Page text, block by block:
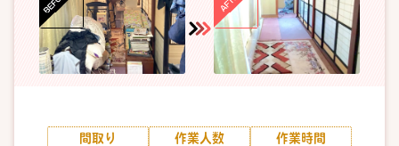
間取り 作業人数 作業時間